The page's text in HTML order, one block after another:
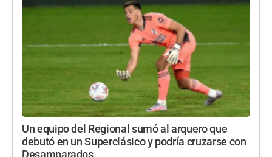
Un equipo del Regional sumó al arquero que
debutó en un Superclásico y podría cruzarse con